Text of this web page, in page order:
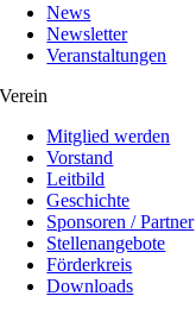
News
Newsletter
Veranstaltungen
Verein
Mitglied werden
Vorstand
Leitbild
Geschichte
Sponsoren / Partner
Stellenangebote
Förderkreis
Downloads